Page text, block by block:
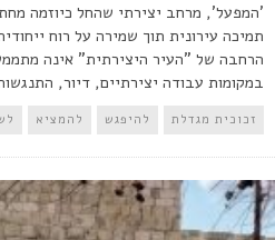
'המפעל', מרחב יצירתי שהחל כיוזמה
תמיכה עירונית תוך שמירה על רוח
הרחבה של "העיר היצירתית" אינה
במקומות עבודה יצירתיים, דיור,
זכוכית מגדלת להיפגש להמציא